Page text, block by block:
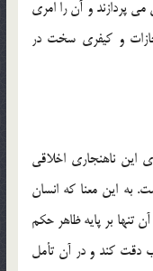
پردازند و آن را امري
و كيفري سخت در
اين ناهنجاري اخلاقي
به اين معنا كه انسان
بر پايه ظاهر حكم
دقت كند و در آن تأمل